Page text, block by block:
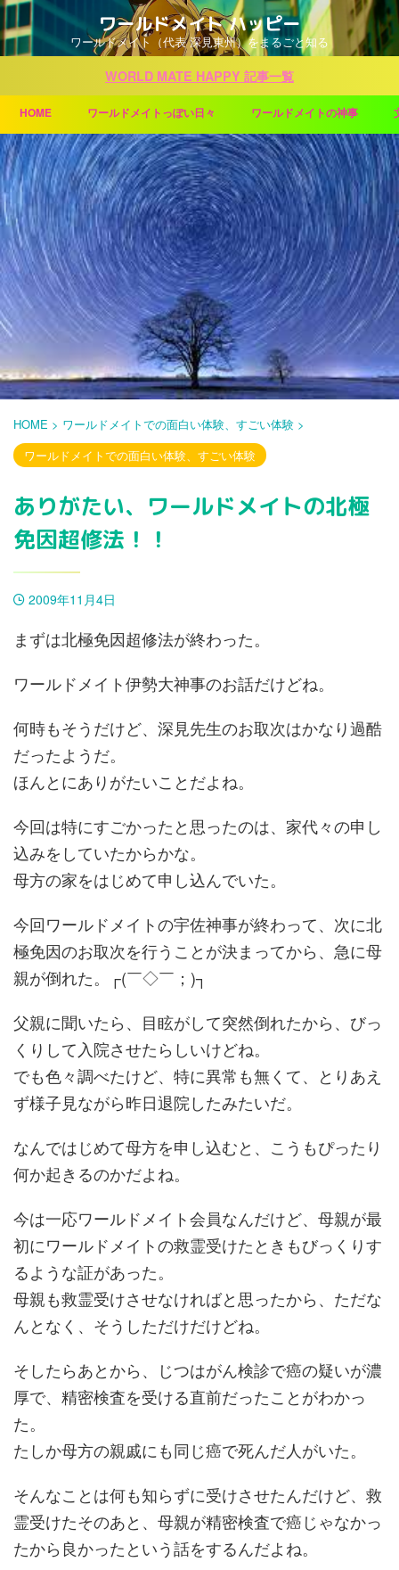
ワールドメイト ハッピー
ワールドメイト（代表 深見東州）をまるごと知る
WORLD MATE HAPPY 記事一覧
HOME ワールドメイトっぽい日々 ワールドメイトの神事
HOME > ワールドメイトでの面白い体験、すごい体験 >
ワールドメイトでの面白い体験、すごい体験
ありがたい、ワールドメイトの北極
免因超修法！！
2009年11月4日
まずは北極免因超修法が終わった。
ワールドメイト伊勢大神事のお話だけどね。
何時もそうだけど、深見先生のお取次はかなり過酷
だったようだ。
ほんとにありがたいことだよね。
今回は特にすごかったと思ったのは、家代々の申し
込みをしていたからかな。
母方の家をはじめて申し込んでいた。
今回ワールドメイトの宇佐神事が終わって、次に北
極免因のお取次を行うことが決まってから、急に母
親が倒れた。┌(￣◇￣；)┐
父親に聞いたら、目眩がして突然倒れたから、びっ
くりして入院させたらしいけどね。
でも色々調べたけど、特に異常も無くて、とりあえ
ず様子見ながら昨日退院したみたいだ。
なんではじめて母方を申し込むと、こうもぴったり
何か起きるのかだよね。
今は一応ワールドメイト会員なんだけど、母親が最
初にワールドメイトの救霊受けたときもびっくりす
るような証があった。
母親も救霊受けさせなければと思ったから、ただな
んとなく、そうしただけだけどね。
そしたらあとから、じつはがん検診で癌の疑いが濃
厚で、精密検査を受ける直前だったことがわかっ
た。
たしか母方の親戚にも同じ癌で死んだ人がいた。
そんなことは何も知らずに受けさせたんだけど、救
霊受けたそのあと、母親が精密検査で癌じゃなかっ
たから良かったという話をするんだよね。